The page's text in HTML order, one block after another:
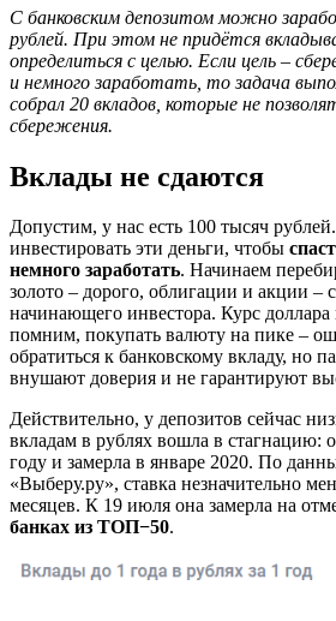
С банковским депозитом можно
рублей. При этом не придётся
определиться с целью. Если цель –
и немного заработать, то задача
собрал 20 вкладов, которые не
сбережения.
Вклады не сдаются
Допустим, у нас есть 100 тысяч
инвестировать эти деньги, чтобы
немного заработать. Начинаем
золото – дорого, облигации и акции –
начинающего инвестора. Курс
помним, покупать валюту на пике –
обратиться к банковскому вкладу, но
внушают доверия и не гарантируют
Действительно, у депозитов сейчас
вкладам в рублях вошла в стагнацию:
году и замерла в январе 2020. По
«Выберу.ру», ставка незначительно
месяцев. К 19 июля она замерла на
банках из ТОП−50.